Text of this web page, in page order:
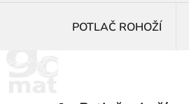
POTLAČ ROHOŽÍ
Preskočiť
K